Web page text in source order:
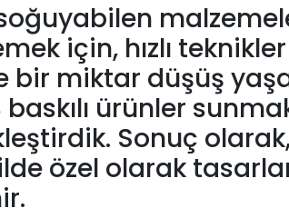
soğuyabilen
için, hızlı
miktar düşüş
ürünler
Sonuç
özel olarak